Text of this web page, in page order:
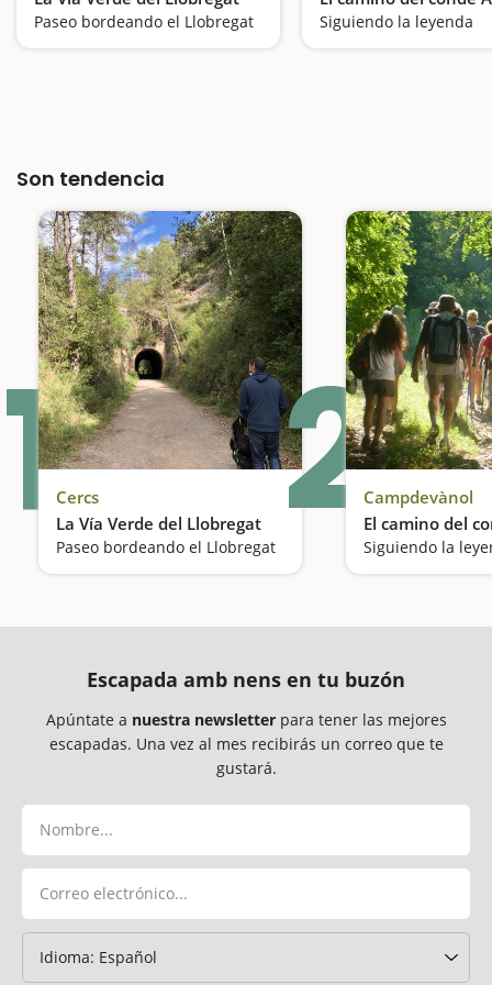
Paseo bordeando el Llobregat Siguiendo la leyenda
Son tendencia
1 Cercs
La Vía Verde del Llobregat
Paseo bordeando el Llobregat 2Campdevànol
El camino del
Siguiendo la
Escapada amb nens en tu buzón
Apúntate a nuestra newsletterpara tener las mejores
escapadas. Una vez al mes recibirás un correo que te
gustará.